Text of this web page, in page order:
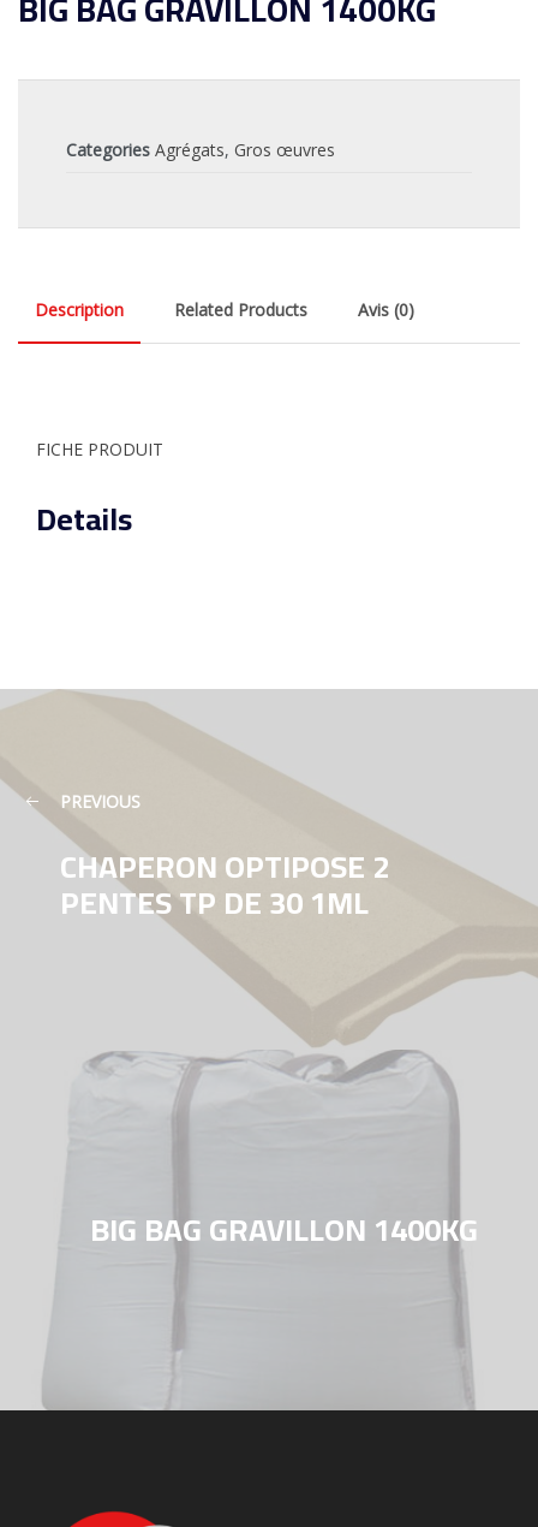
Categories Agrégats, Gros œuvres
Description Related Products Avis (0)
FICHE PRODUIT
Details
PREVIOUS
CHAPERON OPTIPOSE 2
PENTES TP DE 30 1ML
BIG BAG GRAVILLON 1400KG